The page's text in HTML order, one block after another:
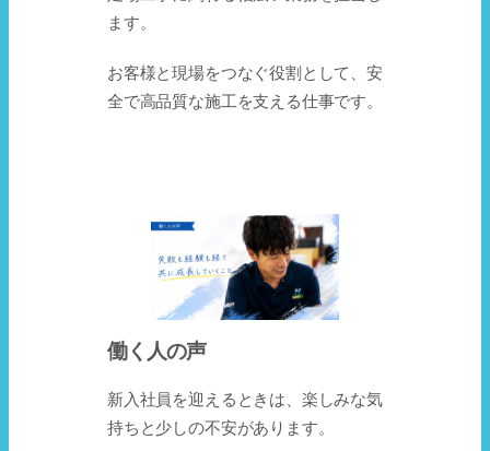
ます。
お客様と現場をつなぐ役割として、安
全で高品質な施工を支える仕事です。
働く人の声
新入社員を迎えるときは、楽しみな気
持ちと少しの不安があります。